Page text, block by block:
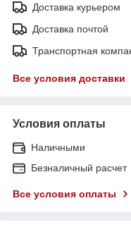
Доставка курьером
Доставка почтой
Транспортная
Все условия доставки
Условия оплаты
Наличными
Безналичный расчет
Все условия оплаты